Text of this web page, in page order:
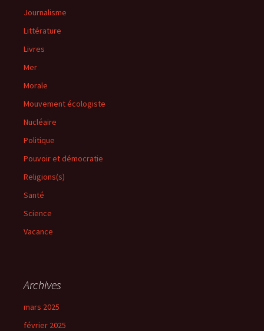
Journalisme
Littérature
Livres
Mer
Morale
Mouvement écologiste
Nucléaire
Politique
Pouvoir et démocratie
Religions(s)
Santé
Science
Vacance
Archives
mars 2025
février 2025